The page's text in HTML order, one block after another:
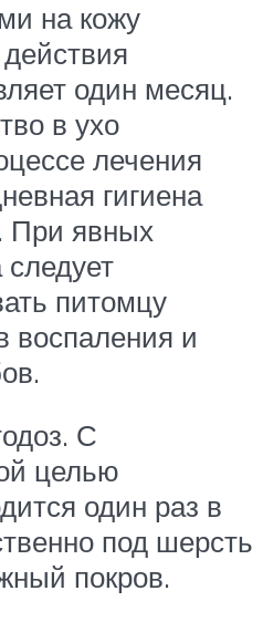
на кожу
один месяц.
в ухо
лечения
гигиена
При явных
питомцу
воспаления и
С
целью
один раз в
под шерсть
покров.